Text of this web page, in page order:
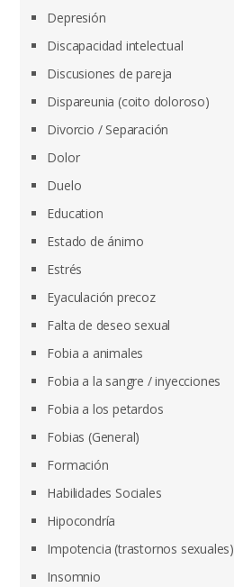
Depresión
Discapacidad intelectual
Discusiones de pareja
Dispareunia (coito doloroso)
Divorcio / Separación
Dolor
Duelo
Education
Estado de ánimo
Estrés
Eyaculación precoz
Falta de deseo sexual
Fobia a animales
Fobia a la sangre / inyecciones
Fobia a los petardos
Fobias (General)
Formación
Habilidades Sociales
Hipocondría
Impotencia (trastornos sexuales)
Insomnio